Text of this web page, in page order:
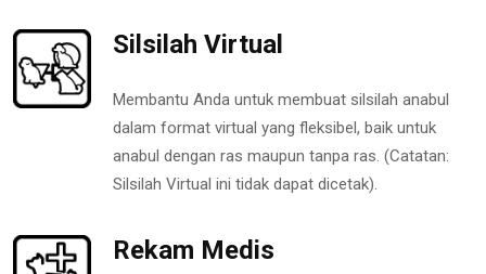
Silsilah Virtual
Membantu Anda untuk membuat silsilah anabul
dalam format virtual yang fleksibel, baik untuk
anabul dengan ras maupun tanpa ras. (Catatan:
Silsilah Virtual ini tidak dapat dicetak).
Rekam Medis